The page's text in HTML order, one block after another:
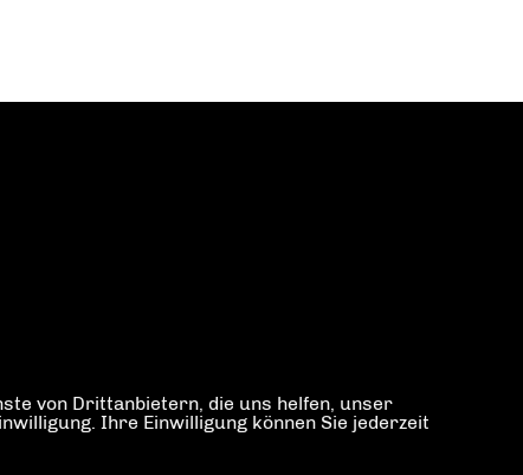
von Drittanbietern, die uns helfen, unser
Ihre Einwilligung können Sie jederzeit